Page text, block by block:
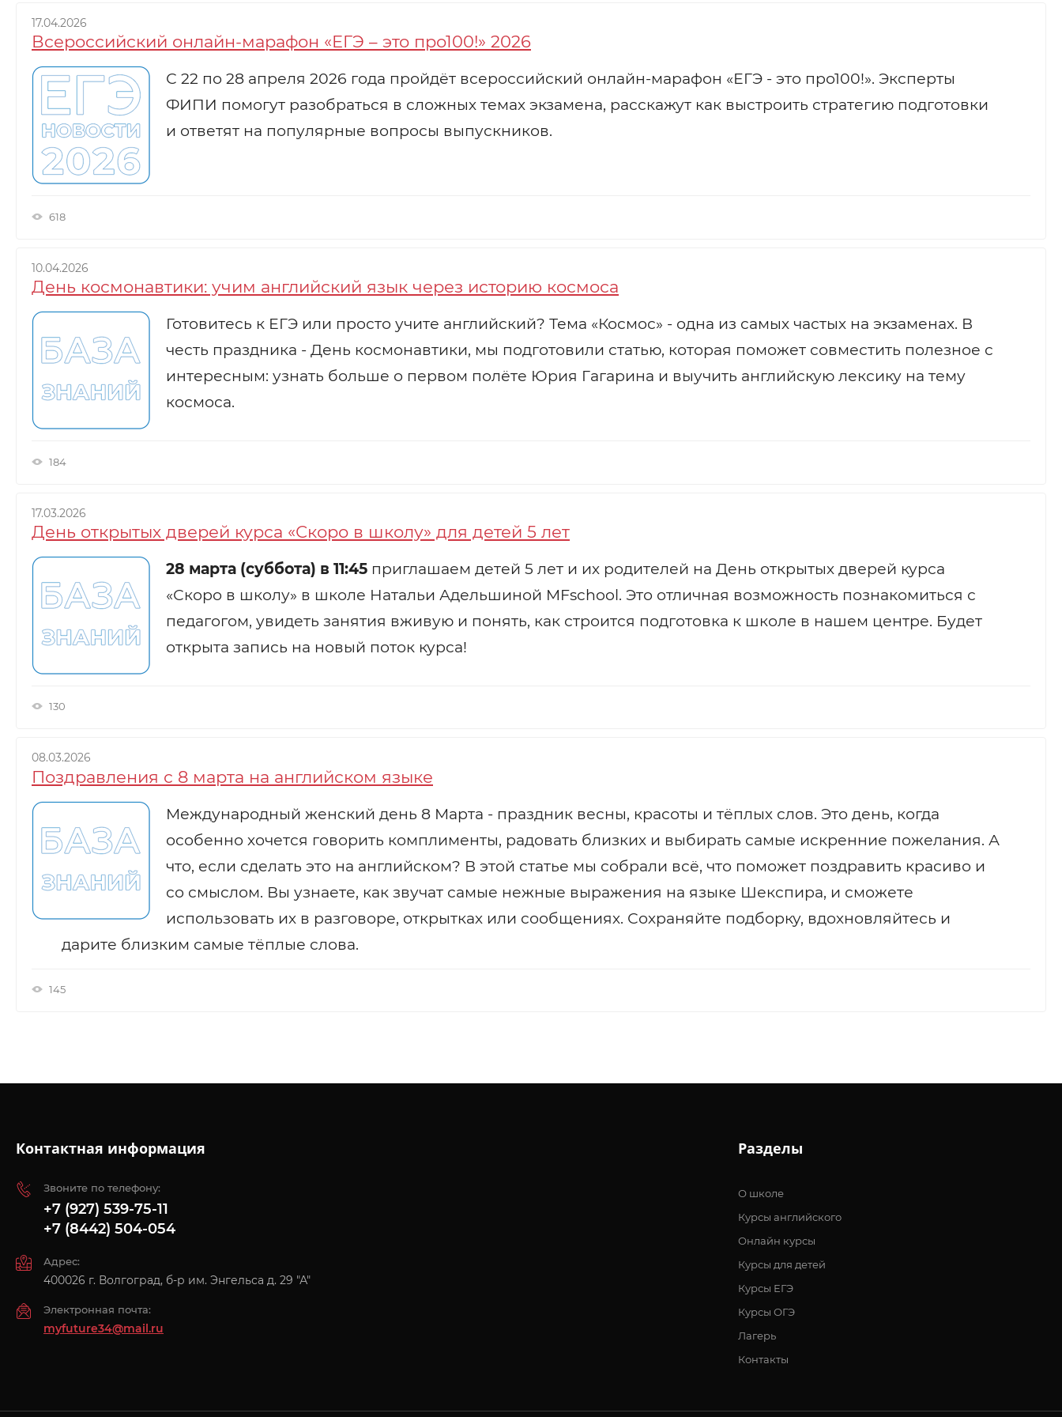
17.04.2026
Всероссийский онлайн-марафон «ЕГЭ – это про100!» 2026
С 22 по 28 апреля 2026 года пройдёт всероссийский онлайн-марафон «ЕГЭ - это про100!». Эксперты
ФИПИ помогут разобраться в сложных темах экзамена, расскажут как выстроить стратегию подготовки
и ответят на популярные вопросы выпускников.
618
10.04.2026
День космонавтики: учим английский язык через историю космоса
Готовитесь к ЕГЭ или просто учите английский? Тема «Космос» - одна из самых частых на экзаменах. В
честь праздника - День космонавтики, мы подготовили статью, которая поможет совместить полезное с
интересным: узнать больше о первом полёте Юрия Гагарина и выучить английскую лексику на тему
космоса.
184
17.03.2026
День открытых дверей курса «Скоро в школу» для детей 5 лет
28 марта (суббота) в 11:45приглашаем детей 5 лет и их родителей на День открытых дверей курса
«Скоро в школу» в школе Натальи Адельшиной MFschool. Это отличная возможность познакомиться с
педагогом, увидеть занятия вживую и понять, как строится подготовка к школе в нашем центре. Будет
открыта запись на новый поток курса!
130
08.03.2026
Поздравления с 8 марта на английском языке
Международный женский день 8 Марта - праздник весны, красоты и тёплых слов. Это день, когда
особенно хочется говорить комплименты, радовать близких и выбирать самые искренние пожелания. А
что, если сделать это на английском? В этой статье мы собрали всё, что поможет поздравить красиво и
со смыслом. Вы узнаете, как звучат самые нежные выражения на языке Шекспира, и сможете
использовать их в разговоре, открытках или сообщениях. Сохраняйте подборку, вдохновляйтесь и
дарите близким самые тёплые слова.
145
Контактная информация
Звоните по телефону:
+7 (927) 539-75-11
+7 (8442) 504-054
Адрес:
400026 г. Волгоград, б-р им. Энгельса д. 29 "А"
Электронная почта:
myfuture34@mail.ru
Разделы
О школе
Курсы английского
Онлайн курсы
Курсы для детей
Курсы ЕГЭ
Курсы ОГЭ
Лагерь
Контакты